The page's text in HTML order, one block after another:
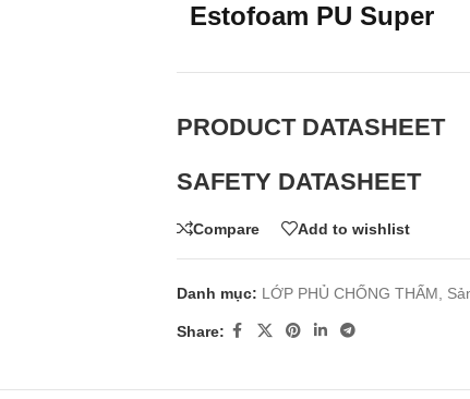
Estofoam PU Super
PRODUCT DATASHEET
SAFETY DATASHEET
Compare Add to wishlist
Danh mục: LỚP PHỦ CHỐNG THẤM
Share: